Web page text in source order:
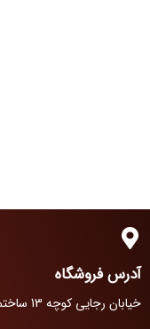
آدرس فروشگاه
خیابان رجایی کوچه 13 ساختمان میلاد طبقه اول واحد 102